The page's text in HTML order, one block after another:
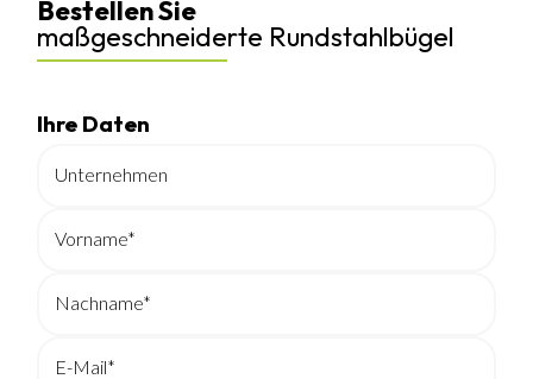
Bestellen Sie
maßgeschneiderte Rundstahlbügel
Ihre Daten
Unternehmen
Vorname*
Nachname*
E-Mail*